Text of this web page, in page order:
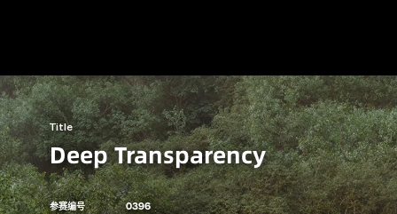
Title
Deep Transparency
参赛编号 0396